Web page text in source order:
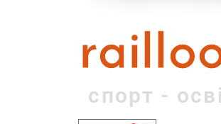
спорт -